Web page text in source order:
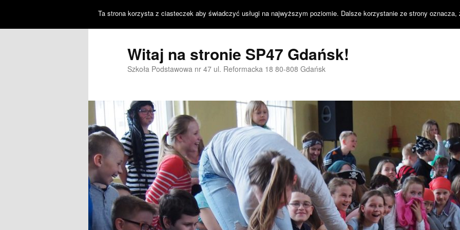
Witaj na stronie SP47 Gdańsk!
Szkoła Podstawowa nr 47 ul. Reformacka 18 80-808 Gdańsk
Ta strona korzysta z ciasteczek aby świadczyć usługi na najwyższym poziomie. Dalsze korzystanie ze strony